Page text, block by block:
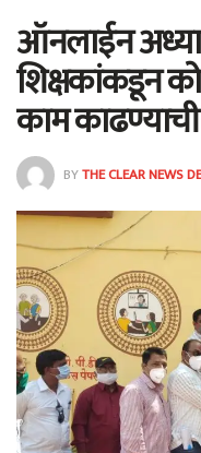
ऑनलाईन
शिक्षकांकडून
काम
BYTHE CLEAR NEWS